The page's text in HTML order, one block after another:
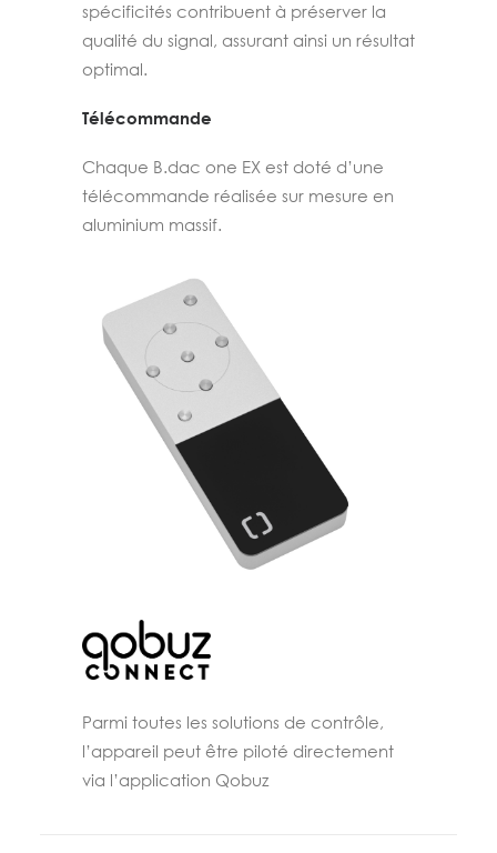
spécificités contribuent à préserver la
qualité du signal, assurant ainsi un résultat
optimal.
Télécommande
Chaque B.dac one EX est doté d’une
télécommande réalisée sur mesure en
aluminium massif.
Parmi toutes les solutions de contrôle,
l’appareil peut être piloté directement
via l’application Qobuz